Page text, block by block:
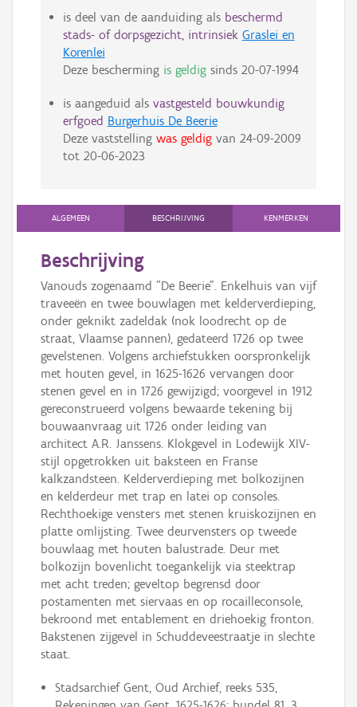
is deel van de aanduiding als beschermd
stads- of dorpsgezicht, intrinsiek Graslei en
Korenlei
Deze bescherming is geldigsinds 20-07-1994
is aangeduid als vastgesteld bouwkundig
erfgoed Burgerhuis De Beerie
Deze vaststelling was geldigvan 24-09-2009
tot 20-06-2023
ALGEMEEN BESCHRIJVING KENMERKEN
Beschrijving
Vanouds zogenaamd "De Beerie". Enkelhuis van vijf
traveeën en twee bouwlagen met kelderverdieping,
onder geknikt zadeldak (nok loodrecht op de
straat, Vlaamse pannen), gedateerd 1726 op twee
gevelstenen. Volgens archiefstukken oorspronkelijk
met houten gevel, in 1625-1626 vervangen door
stenen gevel en in 1726 gewijzigd; voorgevel in 1912
gereconstrueerd volgens bewaarde tekening bij
bouwaanvraag uit 1726 onder leiding van
architect A.R. Janssens. Klokgevel in Lodewijk XIV-
stijl opgetrokken uit baksteen en Franse
kalkzandsteen. Kelderverdieping met bolkozijnen
en kelderdeur met trap en latei op consoles.
Rechthoekige vensters met stenen kruiskozijnen en
platte omlijsting. Twee deurvensters op tweede
bouwlaag met houten balustrade. Deur met
bolkozijn bovenlicht toegankelijk via steektrap
met acht treden; geveltop begrensd door
postamenten met siervaas en op rocailleconsole,
bekroond met entablement en driehoekig fronton.
Bakstenen zijgevel in Schuddeveestraatje in slechte
staat.
Stadsarchief Gent, Oud Archief, reeks 535,